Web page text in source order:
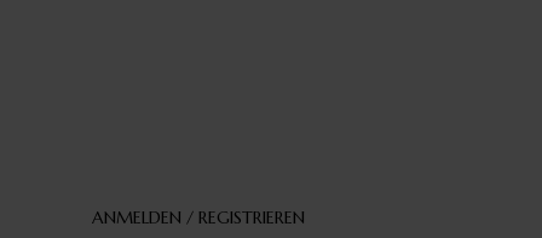
ANMELDEN / REGISTRIEREN